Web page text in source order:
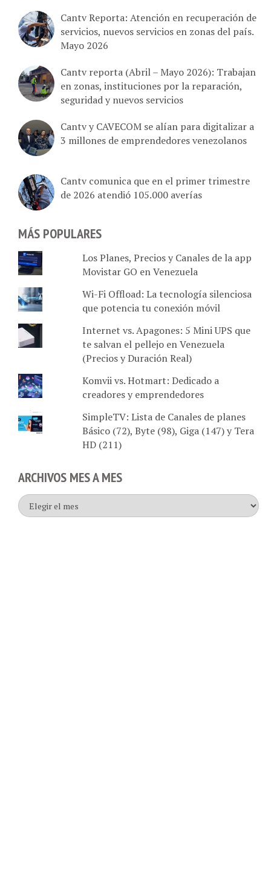
Cantv Reporta: Atención en recuperación de
servicios, nuevos servicios en zonas del país.
Mayo 2026
Cantv reporta (Abril – Mayo 2026): Trabajan
en zonas, instituciones por la reparación,
seguridad y nuevos servicios
Cantv y CAVECOM se alían para digitalizar a
3 millones de emprendedores venezolanos
Cantv comunica que en el primer trimestre
de 2026 atendió 105.000 averías
MÁS POPULARES
Los Planes, Precios y Canales de la app
Movistar GO en Venezuela
Wi-Fi Offload: La tecnología silenciosa
que potencia tu conexión móvil
Internet vs. Apagones: 5 Mini UPS que
te salvan el pellejo en Venezuela
(Precios y Duración Real)
Komvii vs. Hotmart: Dedicado a
creadores y emprendedores
SimpleTV: Lista de Canales de planes
Básico (72), Byte (98), Giga (147) y Tera
HD (211)
ARCHIVOS MES A MES
Archivos
mes